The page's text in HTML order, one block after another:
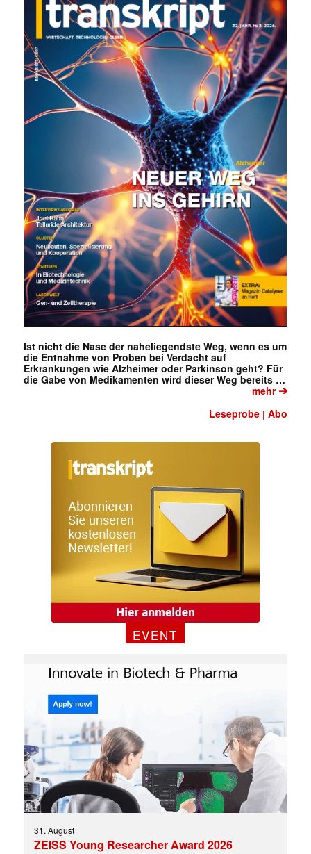
Ist nicht die Nase der naheliegendste Weg, wenn es um
die Entnahme von Proben bei Verdacht auf
Erkrankungen wie Alzheimer oder Parkinson geht? Für
die Gabe von Medikamenten wird dieser Weg bereits …
mehr➔
Leseprobe |Abo
EVENT
31. August
ZEISS Young Researcher Award 2026